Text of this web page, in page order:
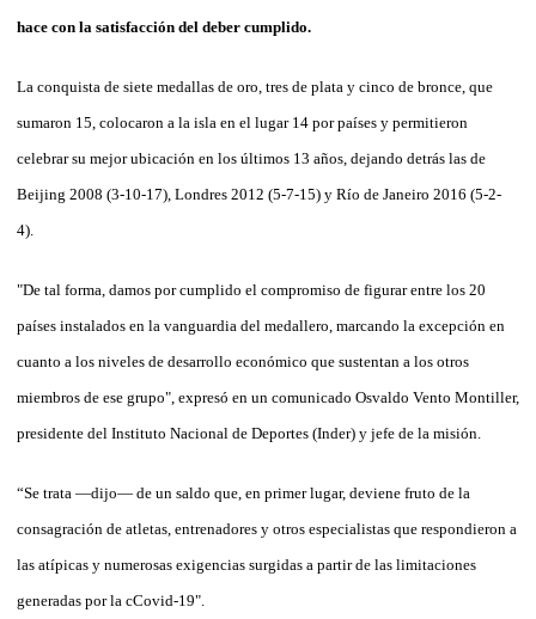
hace con la satisfacción del deber cumplido.
La conquista de siete medallas de oro, tres de plata y cinco de bronce, que
sumaron 15, colocaron a la isla en el lugar 14 por países y permitieron
celebrar su mejor ubicación en los últimos 13 años, dejando detrás las de
Beijing 2008 (3-10-17), Londres 2012 (5-7-15) y Río de Janeiro 2016 (5-2-
4).
"De tal forma, damos por cumplido el compromiso de figurar entre los 20
países instalados en la vanguardia del medallero, marcando la excepción en
cuanto a los niveles de desarrollo económico que sustentan a los otros
miembros de ese grupo", expresó en un comunicado Osvaldo Vento Montiller,
presidente del Instituto Nacional de Deportes (Inder) y jefe de la misión.
“Se trata —dijo— de un saldo que, en primer lugar, deviene fruto de la
consagración de atletas, entrenadores y otros especialistas que respondieron a
las atípicas y numerosas exigencias surgidas a partir de las limitaciones
generadas por la cCovid-19".